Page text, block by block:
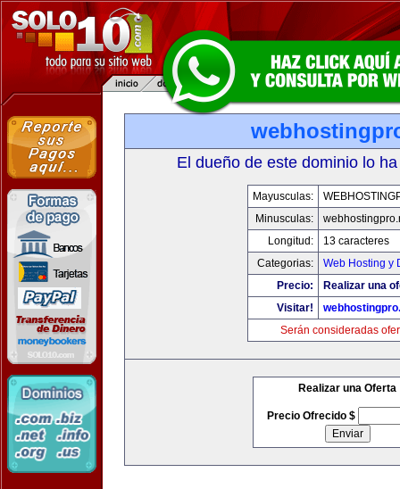
El dueño de este dominio lo
Mayusculas:
Minusculas:
Longitud:
13 caracteres
Categorias:
Web Hosting y
Precio:
Realizar una
Visitar!
Serán consideradas
Realizar una Oferta
Precio Ofrecido $